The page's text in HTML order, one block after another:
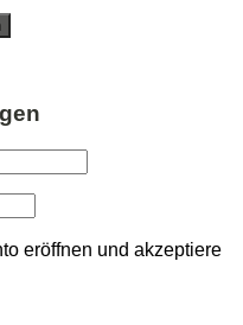
eröffnen und akzeptiere